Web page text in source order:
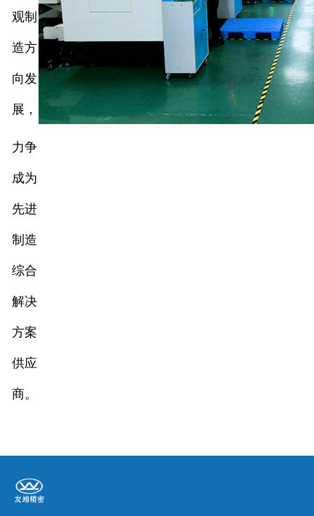
观制
造方
向发
展，
力争
成为
先进
制造
综合
解决
方案
供应
商。